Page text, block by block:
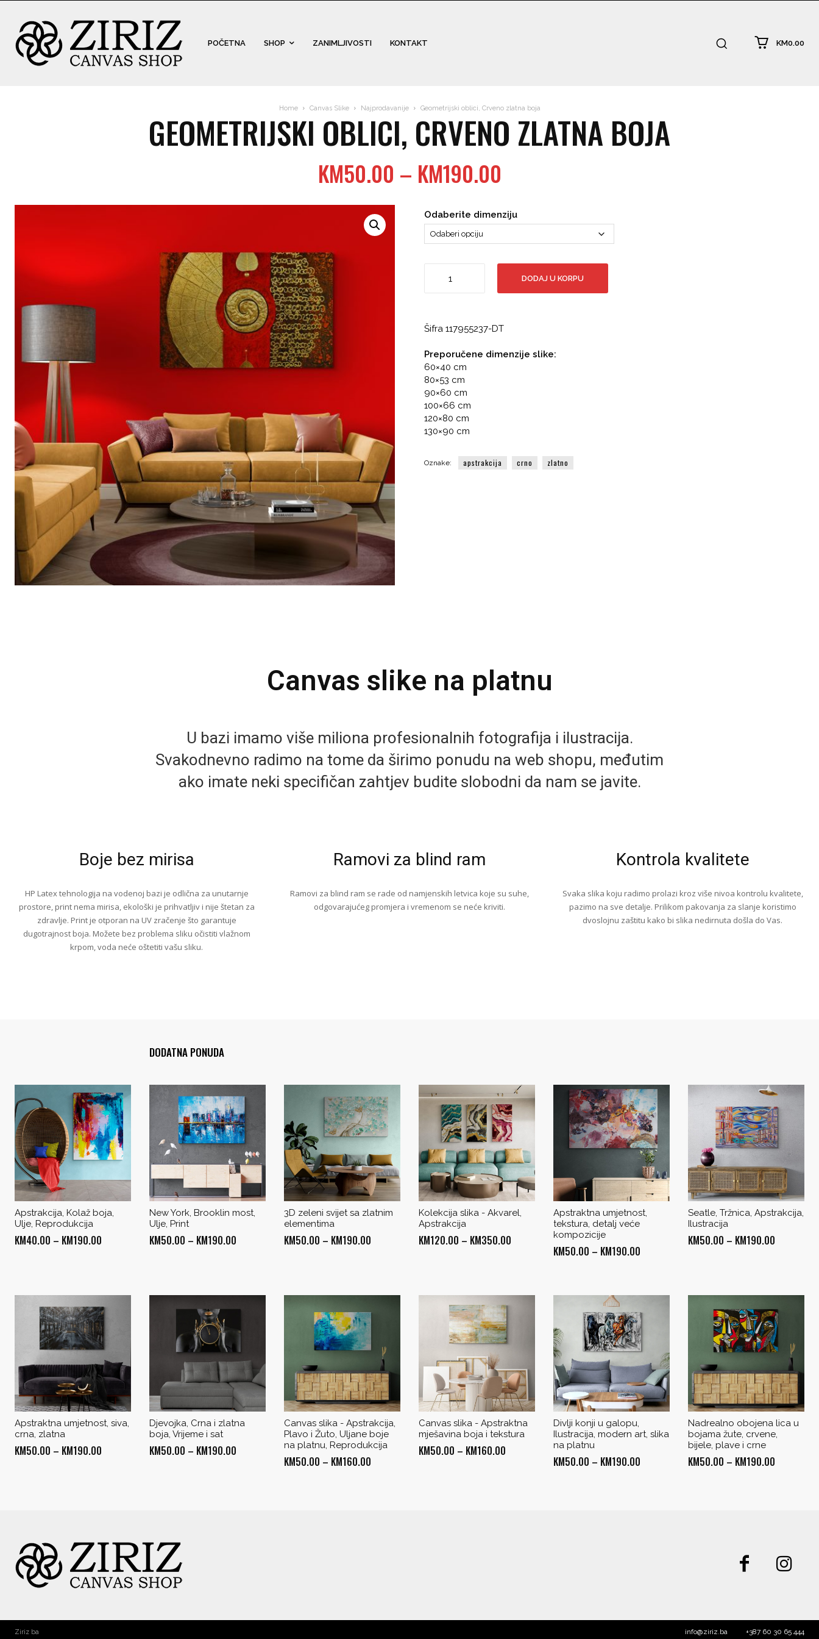
POČETNA SHOP ZANIMLJIVOSTI KONTAKT KM0.00
Home Canvas Slike Najprodavanije Geometrijski oblici, Crveno zlatna boja
GEOMETRIJSKI OBLICI, CRVENO ZLATNA BOJA
KM50.00 – KM190.00
KM50.00
through
KM190.00
Odaberite dimenziju
oblici,
količina
DODAJ U KORPU
Šifra 117955237-DT
Preporučene dimenzije slike:
60×40 cm
80×53 cm
90×60 cm
100×66 cm
120×80 cm
130×90 cm
Oznake: apstrakcija crno zlatno
Canvas slike na platnu
U bazi imamo više miliona profesionalnih fotografija i ilustracija.
Svakodnevno radimo na tome da širimo ponudu na web shopu, međutim
ako imate neki specifičan zahtjev budite slobodni da nam se javite.
Boje bez mirisa
HP Latex tehnologija na vodenoj bazi je odlična za unutarnje
prostore, print nema mirisa, ekološki je prihvatljiv i nije štetan za
zdravlje. Print je otporan na UV zračenje što garantuje
dugotrajnost boja. Možete bez problema sliku očistiti vlažnom
krpom, voda neće oštetiti vašu sliku.
Ramovi za blind ram
Ramovi za blind ram se rade od namjenskih letvica koje su suhe,
odgovarajućeg promjera i vremenom se neće kriviti.
Kontrola kvalitete
Svaka slika koju radimo prolazi kroz više nivoa kontrolu kvalitete,
pazimo na sve detalje. Prilikom pakovanja za slanje koristimo
dvoslojnu zaštitu kako bi slika nedirnuta došla do Vas.
DODATNA PONUDA
Apstrakcija, Kolaž boja,
Ulje, Reprodukcija
KM40.00 – KM190.00
KM190.00
New York, Brooklin most,
Ulje, Print
KM50.00 – KM190.00
KM190.00
3D zeleni svijet sa zlatnim
elementima
KM50.00 – KM190.00
Kolekcija slika - Akvarel,
Apstrakcija
KM120.00 – KM350.00
Apstraktna umjetnost,
tekstura, detalj veće
kompozicije
KM50.00 – KM190.00
through
KM190.00
Seatle, Tržnica, Apstrakcija,
Ilustracija
KM50.00 – KM190.00
KM190.00
Apstraktna umjetnost, siva,
crna, zlatna
KM50.00 – KM190.00
Djevojka, Crna i zlatna
boja, Vrijeme i sat
KM50.00 – KM190.00
Canvas slika - Apstrakcija,
Plavo i Žuto, Uljane boje
na platnu, Reprodukcija
KM50.00 – KM160.00
Canvas slika - Apstraktna
mješavina boja i tekstura
KM50.00 – KM160.00
Divlji konji u galopu,
Ilustracija, modern art, slika
na platnu
KM50.00 – KM190.00
Nadrealno obojena lica u
bojama žute, crvene,
bijele, plave i crne
KM50.00 – KM190.00
Ziriz ba info@ziriz.ba +387 60 30 65 444